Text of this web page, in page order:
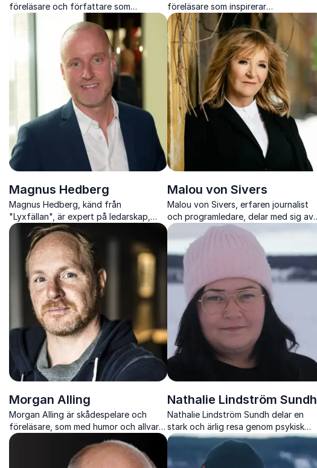
föreläsare och författare som
leverera kraftfulla budskap om
ledarskap, kundrelationer och
föreläsare som inspirerar
organisationer att leda med hjärtat,
med fokus på empati, hållbarhet och
glädje i arbetet.
Magnus Hedberg
Magnus Hedberg, känd från
"Lyxfällan", är expert på ledarskap,
försäljning och beteendeförändringar.
Han inspirerar till varaktig förändring
både professionellt och privat.
Malou von Sivers
Malou von Sivers, erfaren journalist
och programledare, delar med sig av
sin expertis inom kommunikation och
intervjuteknik för att skapa
engagerande och produktiva möten.
Morgan Alling
Morgan Alling är skådespelare och
föreläsare, som med humor och allvar
talar om konflikthantering, mobbning
och hur man övervinner negativa
Nathalie Lindström Sundh
Nathalie Lindström Sundh delar en
stark och ärlig resa genom psykisk
ohälsa och vägen tillbaka till livet.